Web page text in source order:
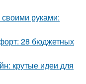
руками:
28 бюджетных
крутые идеи для